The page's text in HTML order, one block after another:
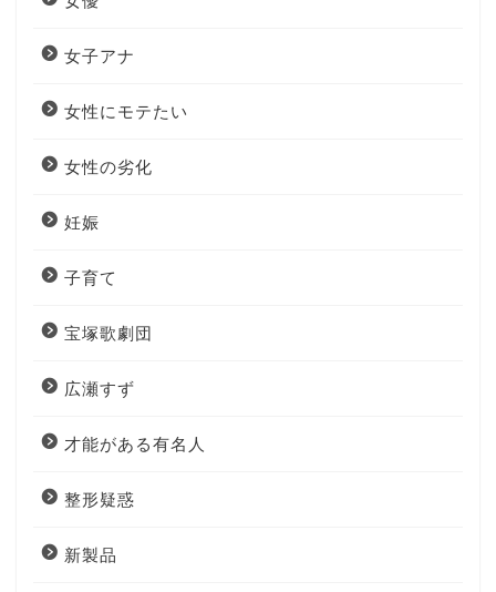
女子アナ
女性にモテたい
女性の劣化
妊娠
子育て
宝塚歌劇団
広瀬すず
才能がある有名人
整形疑惑
新製品